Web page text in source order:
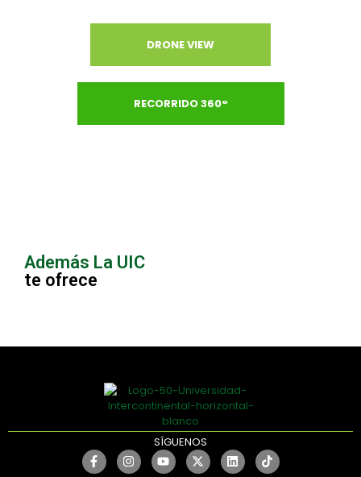
DRONE VIEW
RECORRIDO 360°
Además La UIC
te ofrece
SÍGUENOS